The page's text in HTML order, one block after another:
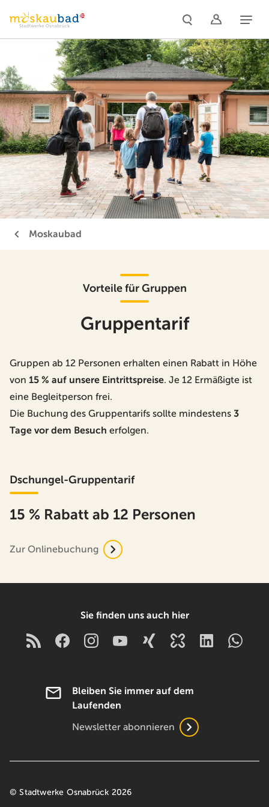
Moskaubad
Vorteile für Gruppen
Gruppentarif
Gruppen ab 12 Personen erhalten einen Rabatt in Höhe
von 15 % auf unsere Eintrittspreise. Je 12 Ermäßigte ist
eine Begleitperson frei.
Die Buchung des Gruppentarifs sollte mindestens 3
Tage vor dem Besuch erfolgen.
Dschungel-Gruppentarif
15 % Rabatt ab 12 Personen
Zur Onlinebuchung
Sie finden uns auch hier
Bleiben Sie immer auf dem
Laufenden
Newsletter abonnieren
© Stadtwerke Osnabrück 2026